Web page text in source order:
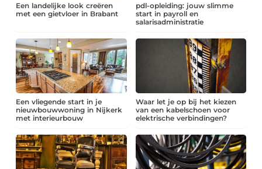
Een landelijke look creëren
met een gietvloer in Brabant
pdl-opleiding: jouw slimme
start in payroll en
salarisadministratie
Een vliegende start in je
nieuwbouwwoning in Nijkerk
met interieurbouw
Waar let je op bij het kiezen
van een kabelschoen voor
elektrische verbindingen?